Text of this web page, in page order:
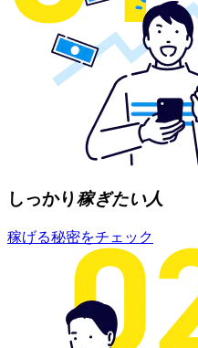
しっかり稼ぎたい人
稼げる秘密をチェック